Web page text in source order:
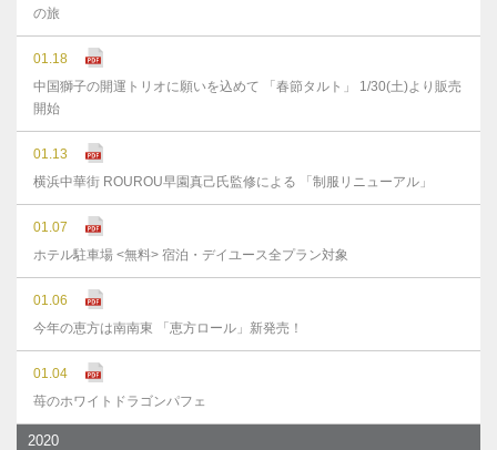
の旅
01.18
中国獅子の開運トリオに願いを込めて 「春節タルト」 1/30(土)より販売
開始
01.13
横浜中華街 ROUROU早園真己氏監修による 「制服リニューアル」
01.07
ホテル駐車場 <無料> 宿泊・デイユース全プラン対象
01.06
今年の恵方は南南東 「恵方ロール」新発売！
01.04
苺のホワイトドラゴンパフェ
2020